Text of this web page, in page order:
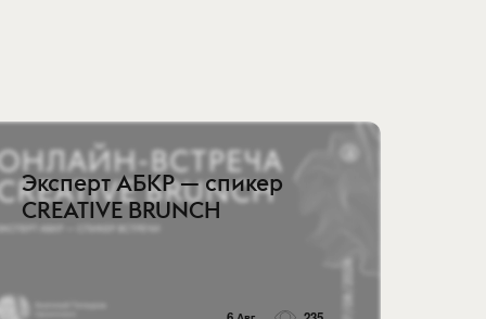
Эксперт АБКР — спикер
CREATIVE BRUNCH